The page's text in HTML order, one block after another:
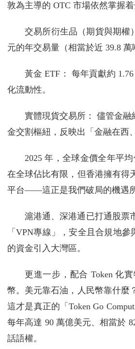
敦為主導的 OTC 市場依然掌握
交易所衍生品（期貨與期權
元的年交易量（相當於近 39.8
黃金 ETF： 每年貢獻約
化流動性。
實體現貨交易所： 儘管金
金交割樞紐，反映出「金融在西
2025 年，全球金價全年平
在全球佔比有限，但香港擁有得
平台——這正是我們破局的機遇所
滬港通、深港通已打通股票
「VPN專線」，安全且合規地
的資金引入大灣區。
更進一步，配合 Token 化
幣。美元靠石油，人民幣靠什
這才是真正的「Token Go
每年高達 90 萬億美元、相當於
話語權。